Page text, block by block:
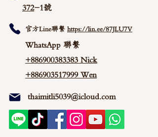
372-1號
官方Line聯繫 https://lin.ee/87JLU7V
WhatsApp 聯繫
+886900383383 Nick
+886903517999 Wen
thaimitli5039@icloud.com